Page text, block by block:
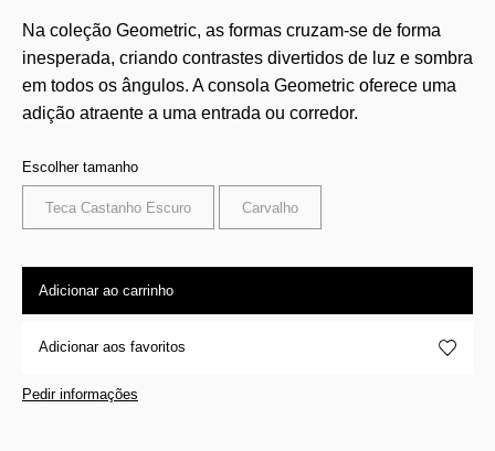
Na coleção Geometric, as formas cruzam-se de forma
inesperada, criando contrastes divertidos de luz e sombra
em todos os ângulos. A consola Geometric oferece uma
adição atraente a uma entrada ou corredor.
Escolher tamanho
Teca Castanho Escuro Carvalho
Adicionar ao carrinho
Adicionar aos favoritos
Pedir informações